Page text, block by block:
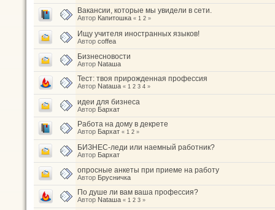
Вакансии, которые мы увидели в сети.
Автор Капитошка « 1 2 »
Ищу учителя иностранных языков!
Автор coffea
Бизнесновости
Автор Nataшa
Тест: твоя прирожденная профессия
Автор Nataшa « 1 2 3 4 »
идеи для бизнеса
Автор Бархат
Работа на дому в декрете
Автор Бархат « 1 2 »
БИЗНЕС-леди или наемный работник?
Автор Бархат
опросные анкеты при приеме на работу
Автор Брусничка
По душе ли вам ваша профессия?
Автор Nataшa « 1 2 3 »